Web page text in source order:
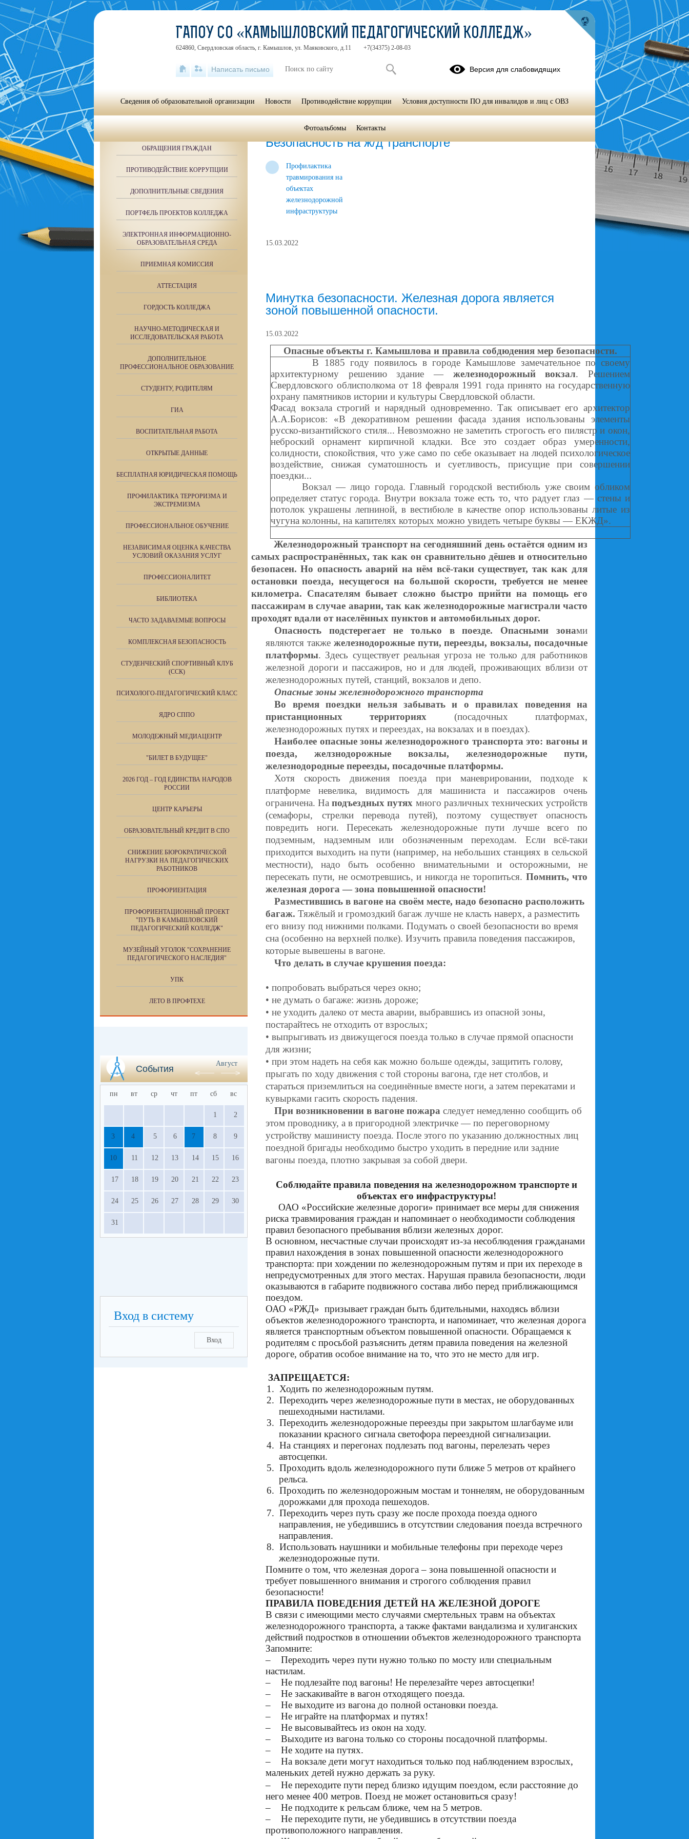
Комплексная безопасность» Безопасность на ж/д транспорте
Безопасность на ж/д транспорте
Профилактика
травмирования на
объектах
железнодорожной
инфраструктуры
15.03.2022
Минутка безопасности. Железная дорога является
зоной повышенной опасности.
15.03.2022
Опасные объекты г. Камышлова и правила собдюдения мер безопасности.
В 1885 году появилось в городе Камышлове замечательное по своему
архитектурному решению здание — железнодорожный вокзал. Решением
Свердловского облисполкома от 18 февраля 1991 года принято на государственную
охрану памятников истории и культуры Свердловской области.
Фасад вокзала строгий и нарядный одновременно. Так описывает его архитектор
А.А.Борисов: «В декоративном решении фасада здания использованы элементы
русско-византийского стиля... Невозможно не заметить строгость его пилястр и окон,
неброский орнамент кирпичной кладки. Все это создает образ умеренности,
солидности, спокойствия, что уже само по себе оказывает на людей психологическое
воздействие, снижая суматошность и суетливость, присущие при совершении
поездки...
Вокзал — лицо города. Главный городской вестибюль уже своим обликом
определяет статус города. Внутри вокзала тоже есть то, что радует глаз — стены и
потолок украшены лепниной, в вестибюле в качестве опор использованы литые из
чугуна колонны, на капителях которых можно увидеть четыре буквы — ЕКЖД».
Железнодорожный транспорт на сегодняшний день остаётся одним из
самых распространённых, так как он сравнительно дёшев и относительно
безопасен. Но опасность аварий на нём всё-таки существует, так как для
остановки поезда, несущегося на большой скорости, требуется не менее
километра. Спасателям бывает сложно быстро прийти на помощь его
пассажирам в случае аварии, так как железнодорожные магистрали часто
проходят вдали от населённых пунктов и автомобильных дорог.
Опасность подстерегает не только в поезде.
Опасными зонами
являются также железнодорожные пути, переезды, вокзалы, посадочные
платформы. Здесь существует реальная угроза не только для работников
железной дороги и пассажиров, но и для людей, проживающих вблизи от
железнодорожных путей, станций, вокзалов и депо.
Опасные зоны железнодорожного транспорта
Во время поездки нельзя забывать и о правилах поведения на
пристанционных территориях (посадочных платформах,
железнодорожных путях и переездах, на вокзалах и в поездах).
Наиболее опасные зоны железнодорожного транспорта это: вагоны и
поезда, желзнодорожные вокзалы, железнодорожные пути,
железнодородные переезды, посадочные платформы.
Хотя скорость движения поезда при маневрировании, подходе к
платформе невелика, видимость для машиниста и пассажиров очень
ограничена. Наподъездных путях много различных технических устройств
(семафоры, стрелки перевода путей), поэтому существует опасность
повредить ноги. Пересекать железнодорожные пути лучше всего по
подземным, надземным или обозначенным переходам. Если всё-таки
приходится выходить на пути (например, на небольших станциях в сельской
местности), надо быть особенно внимательными и осторожными, не
пересекать пути, не осмотревшись, и никогда не торопиться. Помнить, что
железная дорога — зона повышенной опасности!
Разместившись в вагоне на своём месте, надо безопасно расположить
багаж. Тяжёлый и громоздкий багаж лучше не класть наверх, а разместить
его внизу под нижними полками. Подумать о своей безопасности во время
сна (особенно на верхней полке). Изучить правила поведения пассажиров,
которые вывешены в вагоне.
Что делать в случае крушения поезда:
• попробовать выбраться через окно;
• не думать о багаже: жизнь дороже;
• не уходить далеко от места аварии, выбравшись из опасной зоны,
постарайтесь не отходить от взрослых;
• выпрыгивать из движущегося поезда только в случае прямой опасности
для жизни;
• при этом надеть на себя как можно больше одежды, защитить голову,
прыгать по ходу движения с той стороны вагона, где нет столбов, и
стараться приземлиться на соединённые вместе ноги, а затем перекатами и
кувырками гасить скорость падения.
При возникновении в вагоне пожара следует немедленно сообщить об
этом проводнику, а в пригородной электричке — по переговорному
устройству машинисту поезда. После этого по указанию должностных лиц
поездной бригады необходимо быстро уходить в передние или задние
вагоны поезда, плотно закрывая за собой двери.
Соблюдайте правила поведения на железнодорожном транспорте и
объектах его инфраструктуры!
ОАО «Российские железные дороги» принимает все меры для снижения
риска травмирования граждан и напоминает о необходимости соблюдения
правил безопасного пребывания вблизи железных дорог.
В основном, несчастные случаи происходят из-за несоблюдения гражданами
правил нахождения в зонах повышенной опасности железнодорожного
транспорта: при хождении по железнодорожным путям и при их переходе в
непредусмотренных для этого местах. Нарушая правила безопасности, люди
оказываются в габарите подвижного состава либо перед приближающимся
поездом.
ОАО «РЖД» призывает граждан быть бдительными, находясь вблизи
объектов железнодорожного транспорта, и напоминает, что железная дорога
является транспортным объектом повышенной опасности. Обращаемся к
родителям с просьбой разъяснить детям правила поведения на железной
дороге, обратив особое внимание на то, что это не место для игр.
ЗАПРЕЩАЕТСЯ:
1. Ходить по железнодорожным путям.
2. Переходить через железнодорожные пути в местах, не оборудованных
пешеходными настилами.
3. Переходить железнодорожные переезды при закрытом шлагбауме или
показании красного сигнала светофора переездной сигнализации.
4. На станциях и перегонах подлезать под вагоны, перелезать через
автосцепки.
5. Проходить вдоль железнодорожного пути ближе 5 метров от крайнего
рельса.
6. Проходить по железнодорожным мостам и тоннелям, не оборудованным
дорожками для прохода пешеходов.
7. Переходить через путь сразу же после прохода поезда одного
направления, не убедившись в отсутствии следования поезда встречного
направления.
8. Использовать наушники и мобильные телефоны при переходе через
железнодорожные пути.
Помните о том, что железная дорога – зона повышенной опасности и
требует повышенного внимания и строгого соблюдения правил
безопасности!
ПРАВИЛА ПОВЕДЕНИЯ ДЕТЕЙ НА ЖЕЛЕЗНОЙ ДОРОГЕ
В связи с имеющими место случаями смертельных травм на объектах
железнодорожного транспорта, а также фактами вандализма и хулиганских
действий подростков в отношении объектов железнодорожного транспорта
Запомните:
– Переходить через пути нужно только по мосту или специальным
настилам.
– Не подлезайте под вагоны! Не перелезайте через автосцепки!
– Не заскакивайте в вагон отходящего поезда.
– Не выходите из вагона до полной остановки поезда.
– Не играйте на платформах и путях!
– Не высовывайтесь из окон на ходу.
– Выходите из вагона только со стороны посадочной платформы.
– Не ходите на путях.
– На вокзале дети могут находиться только под наблюдением взрослых,
маленьких детей нужно держать за руку.
– Не переходите пути перед близко идущим поездом, если расстояние до
него менее 400 метров. Поезд не может остановиться сразу!
– Не подходите к рельсам ближе, чем на 5 метров.
– Не переходите пути, не убедившись в отсутствии поезда
противоположного направления.
ОБРАЩЕНИЯ ГРАЖДАН
ПРОТИВОДЕЙСТВИЕ КОРРУПЦИИ
ДОПОЛНИТЕЛЬНЫЕ СВЕДЕНИЯ
ПОРТФЕЛЬ ПРОЕКТОВ КОЛЛЕДЖА
ЭЛЕКТРОННАЯ ИНФОРМАЦИОННО-
ОБРАЗОВАТЕЛЬНАЯ СРЕДА
ПРИЕМНАЯ КОМИССИЯ
АТТЕСТАЦИЯ
ГОРДОСТЬ КОЛЛЕДЖА
НАУЧНО-МЕТОДИЧЕСКАЯ И
ИССЛЕДОВАТЕЛЬСКАЯ РАБОТА
ДОПОЛНИТЕЛЬНОЕ
ПРОФЕССИОНАЛЬНОЕ ОБРАЗОВАНИЕ
СТУДЕНТУ, РОДИТЕЛЯМ
ГИА
ВОСПИТАТЕЛЬНАЯ РАБОТА
ОТКРЫТЫЕ ДАННЫЕ
БЕСПЛАТНАЯ ЮРИДИЧЕСКАЯ ПОМОЩЬ
ПРОФИЛАКТИКА ТЕРРОРИЗМА И
ЭКСТРЕМИЗМА
ПРОФЕССИОНАЛЬНОЕ ОБУЧЕНИЕ
НЕЗАВИСИМАЯ ОЦЕНКА КАЧЕСТВА
УСЛОВИЙ ОКАЗАНИЯ УСЛУГ
ПРОФЕССИОНАЛИТЕТ
БИБЛИОТЕКА
ЧАСТО ЗАДАВАЕМЫЕ ВОПРОСЫ
КОМПЛЕКСНАЯ БЕЗОПАСНОСТЬ
СТУДЕНЧЕСКИЙ СПОРТИВНЫЙ КЛУБ
(ССК)
ПСИХОЛОГО-ПЕДАГОГИЧЕСКИЙ КЛАСС
ЯДРО СППО
МОЛОДЕЖНЫЙ МЕДИАЦЕНТР
"БИЛЕТ В БУДУЩЕЕ"
2026 ГОД – ГОД ЕДИНСТВА НАРОДОВ
РОССИИ
ЦЕНТР КАРЬЕРЫ
ОБРАЗОВАТЕЛЬНЫЙ КРЕДИТ В СПО
СНИЖЕНИЕ БЮРОКРАТИЧЕСКОЙ
НАГРУЗКИ НА ПЕДАГОГИЧЕСКИХ
РАБОТНИКОВ
ПРОФОРИЕНТАЦИЯ
ПРОФОРИЕНТАЦИОННЫЙ ПРОЕКТ
"ПУТЬ В КАМЫШЛОВСКИЙ
ПЕДАГОГИЧЕСКИЙ КОЛЛЕДЖ"
МУЗЕЙНЫЙ УГОЛОК "СОХРАНЕНИЕ
ПЕДАГОГИЧЕСКОГО НАСЛЕДИЯ"
УПК
ЛЕТО В ПРОФТЕХЕ
События
Август
пн вт ср чт пт сб вс
1 2
3 4 5 6 7 8 9
10 11 12 13 14 15 16
17 18 19 20 21 22 23
24 25 26 27 28 29 30
31
Вход в систему
Вход
ГАПОУ СО «КАМЫШЛОВСКИЙ ПЕДАГОГИЧЕСКИЙ КОЛЛЕДЖ»
624860, Свердловская область, г. Камышлов, ул. Маяковского, д.11 +7(34375) 2-08-03
Написать письмо Версия для слабовидящих
Сведения об образовательной организации Новости Противодействие коррупции Условия доступности ПО для инвалидов и лиц с ОВЗ
Фотоальбомы Контакты